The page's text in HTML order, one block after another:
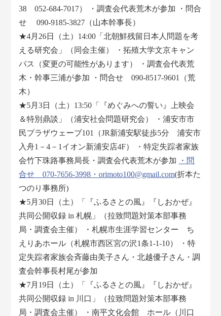
38 052-684-7017） ・調査会代表荒木が参加 ・問合
せ 090-9185-3827（山本幹事長）
★4月26日（土）14:00「北朝鮮残留日本人問題を考
える研究会」（同会主催） ・拓殖大学文京キャン
パス（変更の可能性があります） ・調査会代表荒
木・幹事三浦が参加 ・問合せ 090-8517-9601（荒
木）
★5月3日（土）13:50「『めぐみへの誓い』上映会
＆特別鼎談」（浦安社会問題研究会） ・浦安市市
民プラザウェーブ101（JR新浦安駅徒歩5分 浦安市
入舟1－4－1イオン新浦安店4F） ・特定失踪者家族
会竹下珠路事務局長・調査会代表荒木が参加
・問
合せ 070-7656-3998・orimoto100@gmail.com(折本た
つのり事務所)
★5月30日（土）「『ふるさとの風』『しおかぜ』
共同公開収録 in 札幌」（拉致問題対策本部事務
局・調査会主催） ・札幌市生涯学習センター ち
えりあホール（札幌市西区宮の沢1条1-1-10） ・特
定失踪者家族会斉藤由美子さん・北越優子さん・調
査会幹事長村尾が参加
★7月19日（土）「『ふるさとの風』『しおかぜ』
共同公開収録 in 川口」（拉致問題対策本部事務
局・調査会主催） ・南平文化会館 ホール（川口